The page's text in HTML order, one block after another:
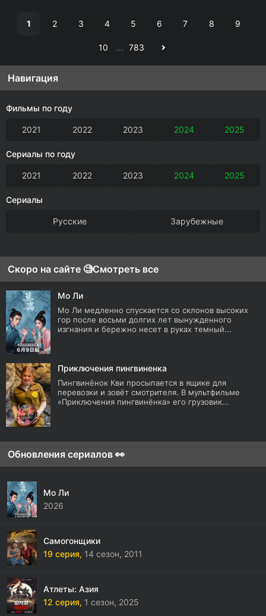
1 2 3 4 5 6 7 8 9
10 ... 783
Навигация
Фильмы по году
2021 2022 2023 2024 2025
Сериалы по году
2021 2022 2023 2024 2025
Сериалы
Русские Зарубежные
Скоро на сайте 🧐Смотреть все
Мо Ли
Мо Ли медленно спускается со склонов высоких
гор после восьми долгих лет вынужденного
изгнания и бережно несет в руках темный...
Приключения пингвиненка
Пингвинёнок Кви просыпается в ящике для
перевозки и зовёт смотрителя. В мультфильме
«Приключения пингвинёнка» его грузовик...
Обновления сериалов 👀
Мо Ли
2026
Самогонщики
19 серия, 14 сезон, 2011
Атлеты: Азия
12 серия, 1 сезон, 2025